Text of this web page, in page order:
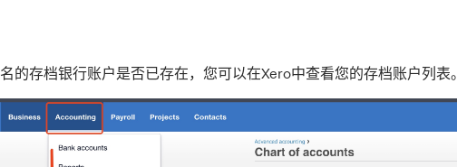
的存档银行账户是否已存在，您可以在Xero中查看您的存档账户列表。